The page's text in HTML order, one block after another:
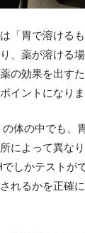
「胃で溶ける
り、薬が溶ける
の効果を出すた
イントになりま
体の中でも、
によって異な
しかテストが
れるかを正確